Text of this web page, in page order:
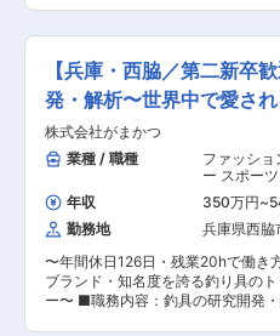
ワイヤーハーネスは、クルマの神
なものであり、微細かつ繊細な部
ス等についても海外から高い評価
す。 変更の範囲：会社の定める業務
る実践形式の研修もございます。
間、土日祝休の働き方で、仕事・
両立させやすい環境です。 ■キャリア 入社後は
経験と希望に考慮してプロジェク
員として就業いただきます。プロジ
ごとに変わるため、様々な研究分野
が可能です。また、同じプロジェ
わる社員もいます。将来的にはプ
の就業形態のみならず、自社ラボで
研究開発員のサポートにも挑戦可能で
制度 ＜評価制度＞ 適正な評価を実
あります。プロジェクト先評価と
き社員を評価します。評価項目は社
おり納得度の高い評価となっていま
した新製品の開発業務 ・試験治具
製作 ■当ポジションの魅力： 技術開発課という
部署名ではありますが、研究開発
おり試験器や計測器を使った測定
析業務がメインになります。ひとり
るため、材料、統計処理等の幅広い
スキルが身に付きます。ときには
器の構想／設計／製作も行うこと
ームプレイをする場合もありますが
1人で全ての作業を行う場合が多い
りがいがあります。職場メンバーの
かれているため技術サポートは得
す。 ■当社の製品： 当社の釣鈎（つりばり）
は、全国の釣具店でほぼ確実に販
す。GAMAKATSUブランドは釣具
圧倒的な知名度があり、名だたる
【兵庫・西脇／第二新卒
発・解析〜世界中で愛さ
126日〜
株式会社がまかつ
業種 / 職種
ファッショ
ー スポー
発（金属・
各種評価試
年収 350万円~
勤務地
兵庫県西脇
〜年間休日126日・残業20hで働き
ブランド・知名度を誇る釣り具の
ー〜 ■職務内容：釣具の研究開発・解析業務をお